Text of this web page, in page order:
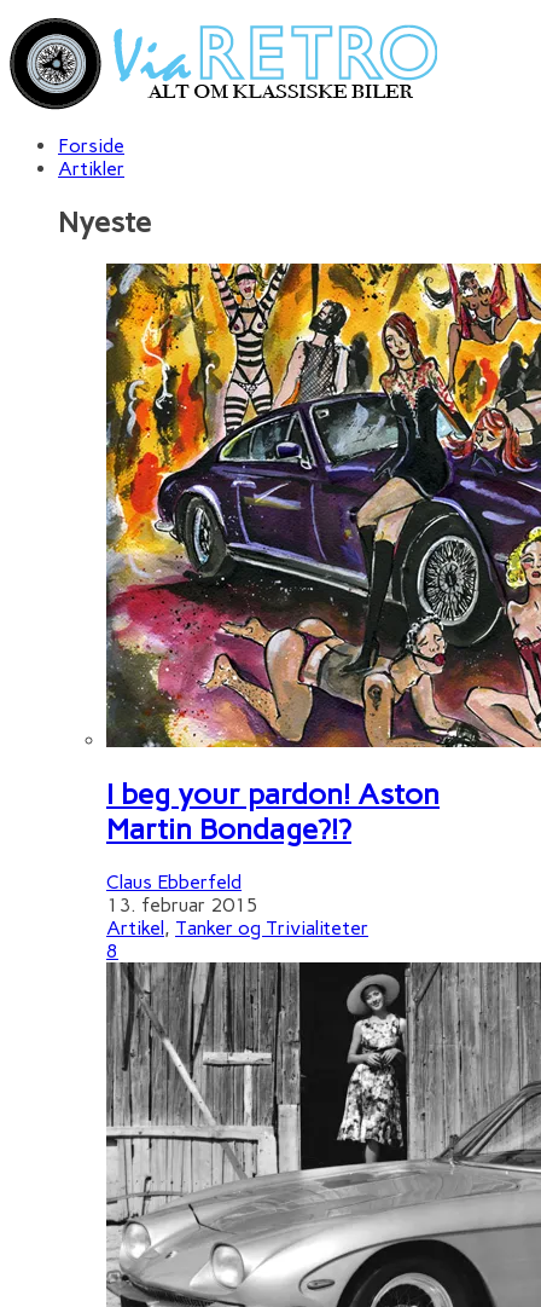
Forside
Artikler
Nyeste
I beg your pardon! Aston
Martin Bondage?!?
Claus Ebberfeld
13. februar 2015
Artikel, Tanker og Trivialiteter
8